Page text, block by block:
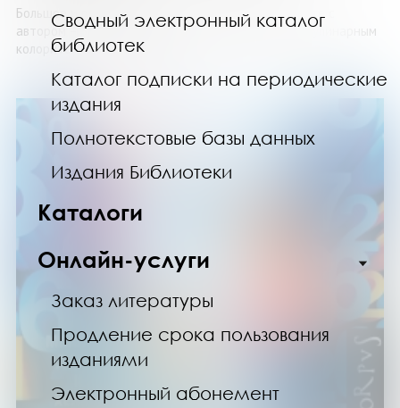
Сводный электронный каталог
библиотек
Каталог подписки на периодические
издания
Полнотекстовые базы данных
Издания Библиотеки
Каталоги
Онлайн-услуги
Заказ литературы
Продление срока пользования
изданиями
Электронный абонемент
Большое и вкусное путешествие по Кавказу. Вместе с
автором – Залиной Борисовой – познакомимся с кулинарным
колоритом семи российских ...